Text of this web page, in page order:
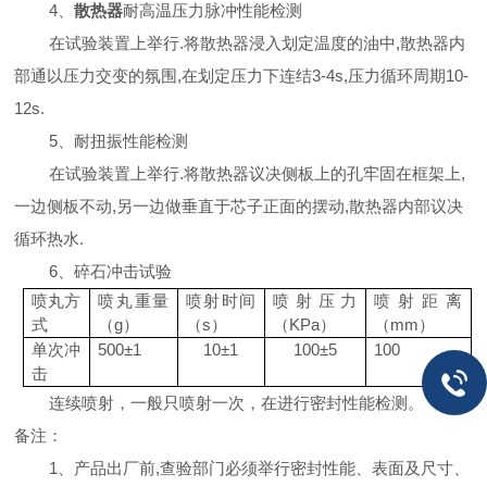
4 、散热器耐高温压力脉冲性能检测
在试验装置上举行.将散热器浸入划定温度的油中,散热器内
部通以压力交变的氛围,在划定压力下连结3-4s,压力循环周期10-
12s.
5 、耐扭振性能检测
在试验装置上举行.将散热器议决侧板上的孔牢固在框架上,
一边侧板不动,另一边做垂直于芯子正面的摆动,散热器内部议决
循环热水.
6 、碎石冲击试验
喷丸方
式
喷丸重量
（g）
喷射时间
（s）
喷射压力
（KPa）
喷射距离
（mm）
单次冲
击
500±1 10±1 100±5 100
连续喷射，一般只喷射一次，在进行密封性能检测。
备注：
1
、产品出厂前,查验部门必须举行密封性能、表面及尺寸、